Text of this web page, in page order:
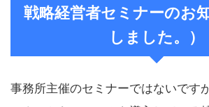
戦略経営者セミナーのお
しました。）
事務所主催のセミナーではないです